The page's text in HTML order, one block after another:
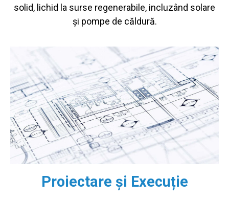
solid, lichid la surse regenerabile, incluzând solare
și pompe de căldură.
Proiectare și Execuție